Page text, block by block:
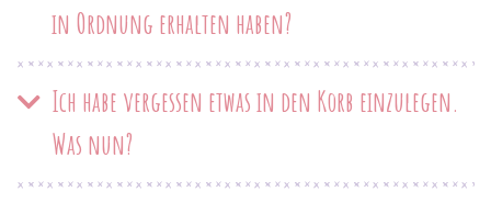
in Ordnung erhalten haben?
Ich habe vergessen etwas in den Korb einzulegen.
Was nun?